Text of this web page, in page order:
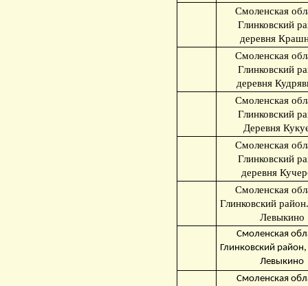
Смоленская
Глинковский
деревня
Смоленская
Глинковский
деревня
Смоленская
Глинковский
Деревня
Смоленская
Глинковский
деревня
Смоленская
Глинковский
Левыкино
Смоленская
Глинковский
Левыкино
Смоленская